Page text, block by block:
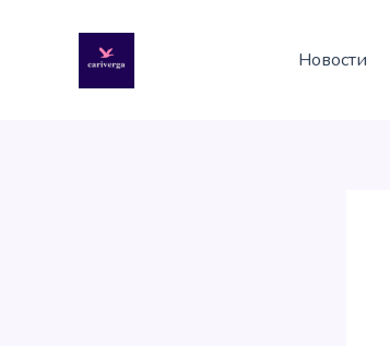
содержимому
Новости